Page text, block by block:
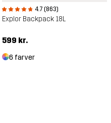
4.7 (863)
Explor Backpack 18L
599 kr.
6 farver